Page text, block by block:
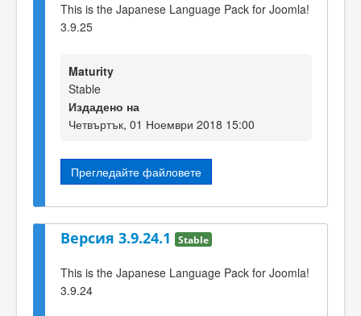
This is the Japanese Language Pack for Joomla!
3.9.25
Maturity
Stable
Издадено на
Четвъртък, 01 Ноември 2018 15:00
Прегледайте файловете
Версия 3.9.24.1 Stable
This is the Japanese Language Pack for Joomla!
3.9.24